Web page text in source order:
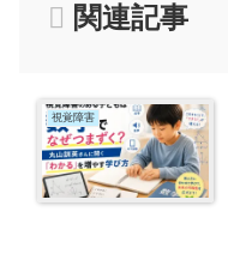
関連記事
視覚障害